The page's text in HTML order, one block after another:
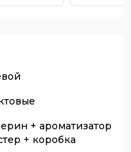
+ ароматизатор
+ коробка